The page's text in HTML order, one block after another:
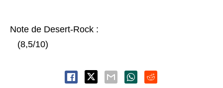
Note de Desert-Rock :
(8,5/10)